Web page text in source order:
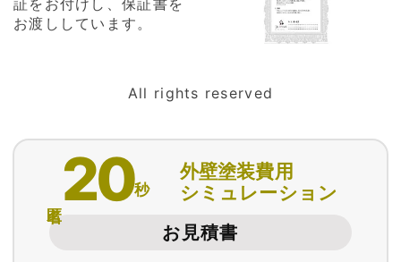
お渡ししています。
All rights reserved
20秒
外壁塗装費用
シミュレーション
お見積書